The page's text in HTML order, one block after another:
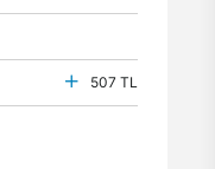
507 TL